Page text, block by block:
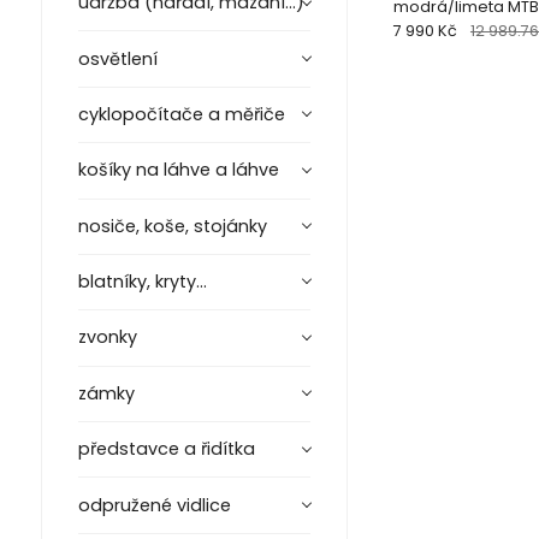
osvětlení
cyklopočítače a měřiče
košíky na láhve a láhve
nosiče, koše, stojánky
blatníky, kryty...
zvonky
zámky
představce a řidítka
odpružené vidlice
modrá/limeta
7 990 Kč 12